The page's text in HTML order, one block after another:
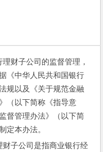
《中华人民共和国银行
规以及《关于规范金融
（以下简称《指导意
督管理办法》（以下简
定本办法。